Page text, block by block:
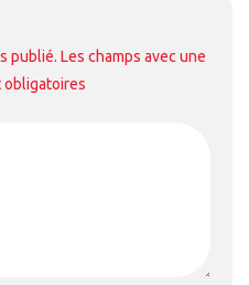
publié. Les champs avec une